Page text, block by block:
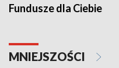
Fundusze dla Ciebie
MNIEJSZOŚCI